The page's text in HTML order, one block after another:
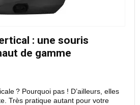
: une souris
de gamme
? Pourquoi pas ! D’ailleurs, elles
Très pratique autant pour votre